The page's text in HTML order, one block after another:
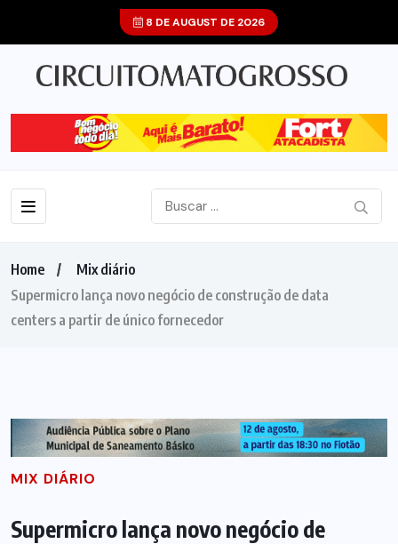
8 DE AUGUST DE 2026
Home
Mix diário
Supermicro lança novo negócio de construção de data
centers a partir de único fornecedor
MIX DIÁRIO
Supermicro lança novo negócio de